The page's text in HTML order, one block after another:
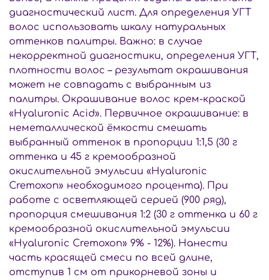
диагностический лист. Для определения УГТ
волос использовать шкалу натуральных
оттенков палитры. Важно: в случае
некорректной диагностики, определения УГТ,
плотности волос – результат окрашивания
может не совпадать с выбранным из
палитры. Окрашивание волос крем-краской
«Hyaluronic Acid». Первичное окрашивание: в
неметаллической ёмкости смешать
выбранный оттенок в пропорции 1:1,5 (30 г
оттенка и 45 г кремообразной
окислительной эмульсии «Hyaluronic
Cremoxon» необходимого процента). При
работе с осветляющей серией (900 ряд),
пропорция смешивания 1:2 (30 г оттенка и 60 г
кремообразной окислительной эмульсии
«Hyaluronic Cremoxon» 9% - 12%). Нанести
часть красящей смеси по всей длине,
отступив 1 см от прикорневой зоны и